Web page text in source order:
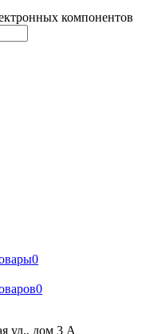
компонентов
0
0
ул., дом 3 А